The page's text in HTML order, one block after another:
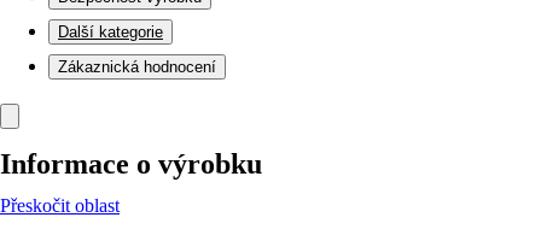
Další kategorie
Zákaznická hodnocení
Informace o výrobku
Přeskočit oblast